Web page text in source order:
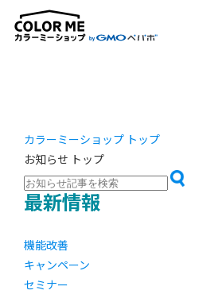
カラーミーショップ トップ
お知らせ トップ
最新情報
機能改善
キャンペーン
セミナー